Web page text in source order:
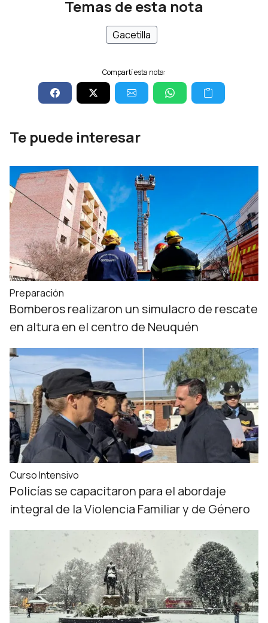
Temas de esta nota
Gacetilla
Compartí esta nota:
Te puede interesar
Preparación
Bomberos realizaron un simulacro de rescate
en altura en el centro de Neuquén
Curso Intensivo
Policías se capacitaron para el abordaje
integral de la Violencia Familiar y de Género